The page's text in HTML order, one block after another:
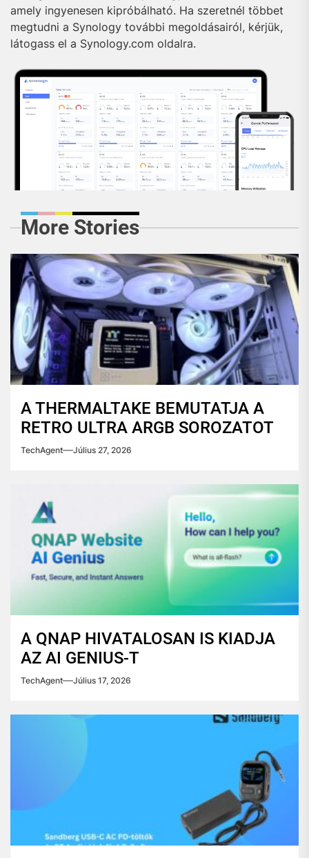
amely ingyenesen kipróbálható. Ha szeretnél többet
megtudni a Synology további megoldásairól, kérjük,
látogass el a Synology.com oldalra.
More Stories
A THERMALTAKE BEMUTATJA A
RETRO ULTRA ARGB SOROZATOT
TechAgent Július 27, 2026
A QNAP HIVATALOSAN IS KIADJA
AZ AI GENIUS-T
TechAgent Július 17, 2026